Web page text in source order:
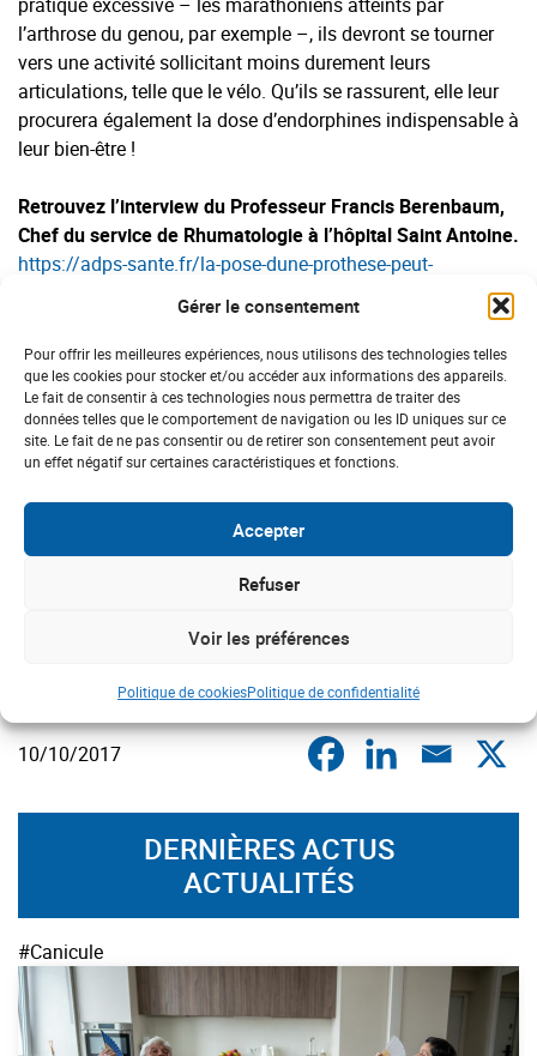
Gérer le consentement
Pour offrir les meilleures expériences, nous utilisons des technologies telles
que les cookies pour stocker et/ou accéder aux informations des appareils.
Le fait de consentir à ces technologies nous permettra de traiter des
données telles que le comportement de navigation ou les ID uniques sur ce
site. Le fait de ne pas consentir ou de retirer son consentement peut avoir
un effet négatif sur certaines caractéristiques et fonctions.
Accepter
Refuser
Voir les préférences
Politique de cookiesPolitique de confidentialité
l’arthrose du genou, par exemple –, ils devront se tourner
vers une activité sollicitant moins durement leurs
articulations, telle que le vélo. Qu’ils se rassurent, elle leur
procurera également la dose d’endorphines indispensable à
leur bien-être !
Retrouvez l’interview du Professeur Francis Berenbaum,
Chef du service de Rhumatologie à l’hôpital Saint Antoine.
https://adps-sante.fr/la-pose-dune-prothese-peut-
Vous souffrez d’arthrose ? Témoignez.
Facteurs environnementaux et arthrose
L’Académie nationale des sciences des États-Unis a étudié
la prévalence de l’arthrose du genou depuis la préhistoire !
Les résultats sont surprenants. Restée à 8 % de la
population jusqu’en 1950, elle a doublé depuis ! En cause ?
l’alimentation, ainsi que les facteurs métaboliques qui
peuvent en résulter – diabète, hypertension et anomalies
lipidiques notamment – mais aussi l’augmentation des
50 ans à la reprise d’une activité sportive non encadrée.
10/10/2017
DERNIÈRES ACTUS
ACTUALITÉS
#Canicule